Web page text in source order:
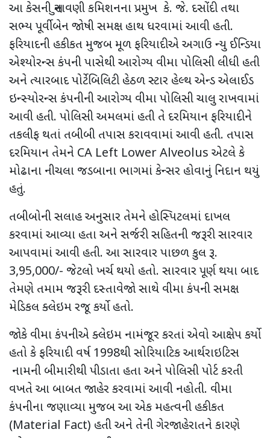
આ કેસની સુનાવણી કમિશનના પ્રમુખ કે. જે. દસોંદી તથા
સભ્ય પૂર્વીબેન જોષી સમક્ષ હાથ ધરવામાં આવી હતી.
ફરિયાદની હકીકત મુજબ મૂળ ફરિયાદીએ અગાઉ ન્યુ ઈન્ડિયા
એશ્યોરન્સ કંપની પાસેથી આરોગ્ય વીમા પોલિસી લીધી હતી
અને ત્યારબાદ પોર્ટેબિલિટી હેઠળ સ્ટાર હેલ્થ એન્ડ એલાઈડ
ઇન્સ્યોરન્સ કંપનીની આરોગ્ય વીમા પોલિસી ચાલુ રાખવામાં
આવી હતી. પોલિસી અમલમાં હતી તે દરમિયાન ફરિયાદીને
તકલીફ થતાં તબીબી તપાસ કરાવવામાં આવી હતી. તપાસ
દરમિયાન તેમને CA Left Lower Alveolus એટલે કે
મોઢાના નીચલા જડબાના ભાગમાં કેન્સર હોવાનું નિદાન થયું
હતું.
તબીબોની સલાહ અનુસાર તેમને હોસ્પિટલમાં દાખલ
કરવામાં આવ્યા હતા અને સર્જરી સહિતની જરૂરી સારવાર
આપવામાં આવી હતી. આ સારવાર પાછળ કુલ રૂ.
3,95,000/- જેટલો ખર્ચ થયો હતો. સારવાર પૂર્ણ થયા બાદ
તેમણે તમામ જરૂરી દસ્તાવેજો સાથે વીમા કંપની સમક્ષ
મેડિકલ ક્લેઇમ રજૂ કર્યો હતો.
જોકે વીમા કંપનીએ ક્લેઇમ નામંજૂર કરતાં એવો આક્ષેપ કર્યો
હતો કે ફરિયાદી વર્ષ 1998થી સોરિયાટિક આર્થરાઇટિસ
નામની બીમારીથી પીડાતા હતા અને પોલિસી પોર્ટ કરતી
વખતે આ બાબત જાહેર કરવામાં આવી નહોતી. વીમા
કંપનીના જણાવ્યા મુજબ આ એક મહત્વની હકીકત
(Material Fact) હતી અને તેની ગેરજાહેરાતને કારણે